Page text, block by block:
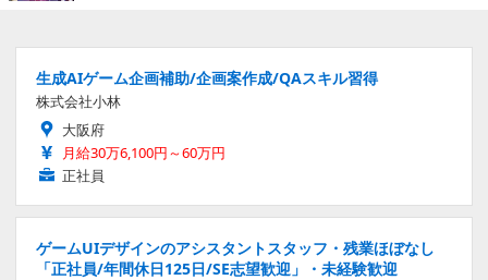
生成AIゲーム企画補助/企画案作成/QAスキル習得
株式会社小林
大阪府
月給30万6,100円～60万円
正社員
ゲームUIデザインのアシスタントスタッフ・残業ほぼなし
「正社員/年間休日125日/SE志望歓迎」・未経験歓迎